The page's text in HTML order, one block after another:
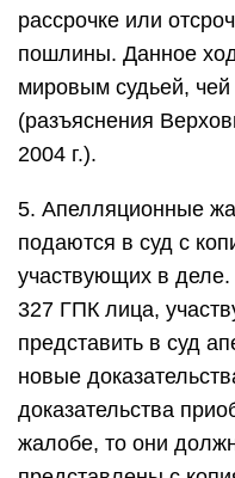
рассрочке или
пошлины. Данное
мировым судьей, чей
(разъяснения
2004 г.).
5. Апелляционные
подаются в суд с
участвующих в деле.
327 ГПК лица,
представить в суд
новые
доказательства
жалобе, то они